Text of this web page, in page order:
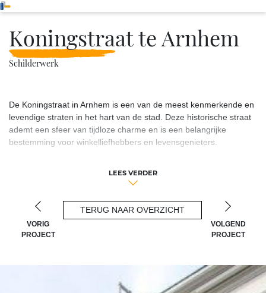
Koningstraat te Arnhem
Schilderwerk
De Koningstraat in Arnhem is een van de meest kenmerkende en
levendige straten in het hart van de stad. Deze historische straat
ademt een sfeer van tijdloze charme en is een belangrijke
bestemming voor winkelliefhebbers en levensgenieters.
historische gebouwen, wat bijdraagt aan de unieke atmosfeer.
verscheidenheid aan boetieks, boekhandels, ambachtelijke
winkels, restaurants en gezellige cafés. De etalages zijn vaak
kleurrijk en uitnodigend, wat deze straat een perfecte plek maakt
om te winkelen en te genieten van culinaire hoogstandjes.
was ooit de Koninklijke Weg waarlangs koninklijke koetsen reden,
en dat erfgoed blijft voelbaar in de prachtige architectuur en de
LEES VERDER
VORIG
PROJECT
TERUG NAAR OVERZICHT
VOLGEND
PROJECT